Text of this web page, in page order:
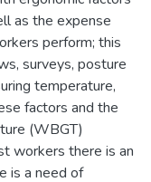
as the expense
perform; this
surveys, posture
temperature,
factors and the
(WBGT)
workers there is an
is a need of